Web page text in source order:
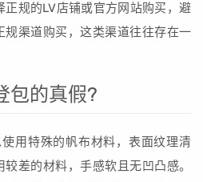
规的LV店铺或官方网站购买，避
规渠道购买，这类渠道往往存在一
包的真假?
用特殊的帆布材料，表面纹理清
差的材料，手感软且无凹凸感。